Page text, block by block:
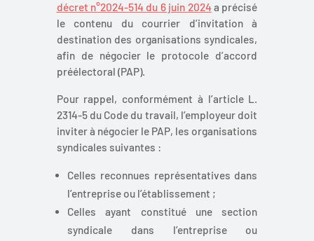
décret n°2024-514 du 6 juin 2024 a précisé
le contenu du courrier d’invitation à
destination des organisations syndicales,
afin de négocier le protocole d’accord
préélectoral (PAP).
Pour rappel, conformément à l’article L.
2314-5 du Code du travail, l’employeur doit
inviter à négocier le PAP, les organisations
syndicales suivantes :
Celles reconnues représentatives dans
l’entreprise ou l’établissement ;
Celles ayant constitué une section
syndicale dans l’entreprise ou